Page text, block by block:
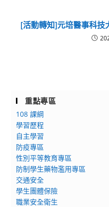
[活動轉知]元培醫事科技
重點專區
108 課綱
學習歷程
自主學習
防疫專區
性別平等教育專區
防制學生藥物濫用專區
交通安全
學生團體保險
職業安全衛生